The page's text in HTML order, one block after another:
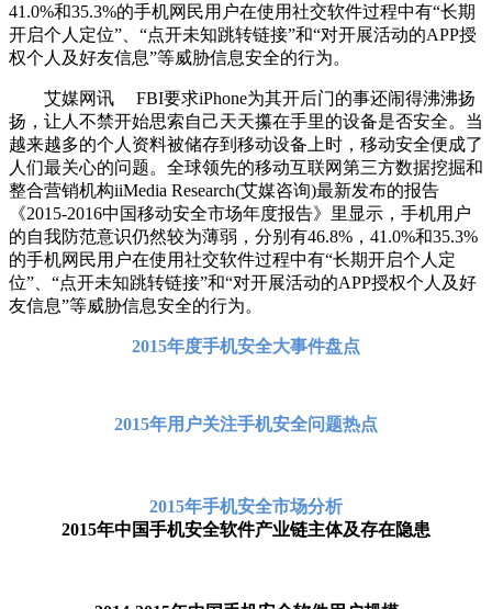
41.0%和35.3%的手机网民用户在使用社交软件过程中有“长期
开启个人定位”、“点开未知跳转链接”和“对开展活动的APP授
权个人及好友信息”等威胁信息安全的行为。
艾媒网讯 FBI要求iPhone为其开后门的事还闹得沸沸扬
扬，让人不禁开始思索自己天天攥在手里的设备是否安全。当
越来越多的个人资料被储存到移动设备上时，移动安全便成了
人们最关心的问题。全球领先的移动互联网第三方数据挖掘和
整合营销机构iiMedia Research(艾媒咨询)最新发布的报告
《2015-2016中国移动安全市场年度报告》里显示，手机用户
的自我防范意识仍然较为薄弱，分别有46.8%，41.0%和35.3%
的手机网民用户在使用社交软件过程中有“长期开启个人定
位”、“点开未知跳转链接”和“对开展活动的APP授权个人及好
友信息”等威胁信息安全的行为。
2015年度手机安全大事件盘点
2015年用户关注手机安全问题热点
2015年手机安全市场分析
2015年中国手机安全软件产业链主体及存在隐患